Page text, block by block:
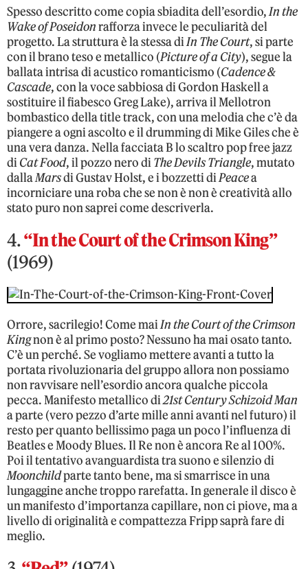
Spesso descritto come copia sbiadita dell’esordio,In the
Wake of Poseidonrafforza invece le peculiarità del
progetto. La struttura è la stessa diIn The Court, si parte
con il brano teso e metallico (Picture of a City), segue la
ballata intrisa di acustico romanticismo (Cadence &
Cascade, con la voce sabbiosa di Gordon Haskell a
sostituire il fiabesco Greg Lake), arriva il Mellotron
bombastico della title track, con una melodia che c’è da
piangere a ogni ascolto e il drumming di Mike Giles che è
una vera danza. Nella facciata B lo scaltro pop free jazz
diCat Food, il pozzo nero diThe Devils Triangle, mutato
dallaMarsdi Gustav Holst, e i bozzetti diPeacea
incorniciare una roba che se non è non è creatività allo
stato puro non saprei come descriverla.
4.“In the Court of the Crimson King”
(1969)
Orrore, sacrilegio! Come maiIn the Court of the Crimson
Kingnon è al primo posto? Nessuno ha mai osato tanto.
C’è un perché. Se vogliamo mettere avanti a tutto la
portata rivoluzionaria del gruppo allora non possiamo
non ravvisare nell’esordio ancora qualche piccola
pecca. Manifesto metallico di21st Century Schizoid Man
a parte (vero pezzo d’arte mille anni avanti nel futuro) il
resto per quanto bellissimo paga un poco l’influenza di
Beatles e Moody Blues. Il Re non è ancora Re al 100%.
Poi il tentativo avanguardista tra suono e silenzio di
Moonchildparte tanto bene, ma si smarrisce in una
lungaggine anche troppo rarefatta. In generale il disco è
un manifesto d’importanza capillare, non ci piove, ma a
livello di originalità e compattezza Fripp saprà fare di
meglio.